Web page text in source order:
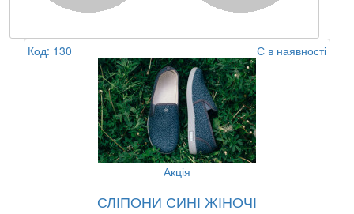
Код: 130 Є в наявності
Акція
СЛІПОНИ СИНІ ЖІНОЧІ